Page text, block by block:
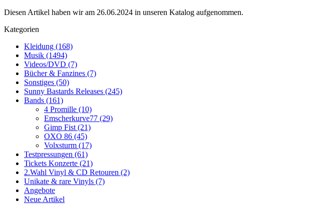
Diesen Artikel haben wir am 26.06.2024 in unseren Katalog aufgenommen.
Kategorien
Kleidung (168)
Musik (1494)
Videos/DVD (7)
Bücher & Fanzines (7)
Sonstiges (50)
Sunny Bastards Releases (245)
Bands (161)
4 Promille (10)
Emscherkurve77 (29)
Gimp Fist (21)
OXO 86 (45)
Volxsturm (17)
Testpressungen (61)
Tickets Konzerte (21)
2.Wahl Vinyl & CD Retouren (2)
Unikate & rare Vinyls (7)
Angebote
Neue Artikel